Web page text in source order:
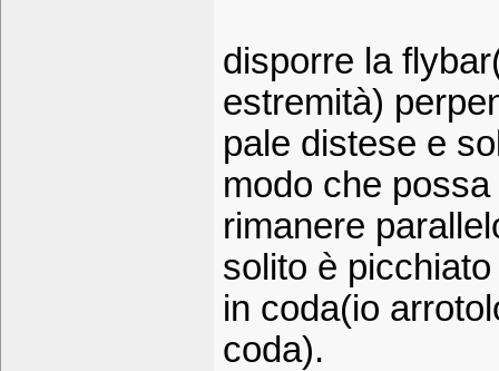
disporre la
estremità)
pale distese e
modo che
rimanere
solito è
in coda(io
coda).